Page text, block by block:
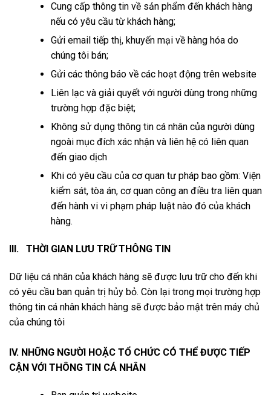
Cung cấp thông tin về sản phẩm đến khách hàng
nếu có yêu cầu từ khách hàng;
Gửi email tiếp thị, khuyến mại về hàng hóa do
chúng tôi bán;
Gửi các thông báo về các hoạt động trên website
Liên lạc và giải quyết với người dùng trong những
trường hợp đặc biệt;
Không sử dụng thông tin cá nhân của người dùng
ngoài mục đích xác nhận và liên hệ có liên quan
đến giao dịch
Khi có yêu cầu của cơ quan tư pháp bao gồm: Viện
kiểm sát, tòa án, cơ quan công an điều tra liên quan
đến hành vi vi phạm pháp luật nào đó của khách
hàng.
III. THỜI GIAN LƯU TRỮ THÔNG TIN
Dữ liệu cá nhân của khách hàng sẽ được lưu trữ cho đến khi
có yêu cầu ban quản trị hủy bỏ. Còn lại trong mọi trường hợp
thông tin cá nhân khách hàng sẽ được bảo mật trên máy chủ
của chúng tôi
IV. NHỮNG NGƯỜI HOẶC TỔ CHỨC CÓ THỂ ĐƯỢC TIẾP
CẬN VỚI THÔNG TIN CÁ NHÂN